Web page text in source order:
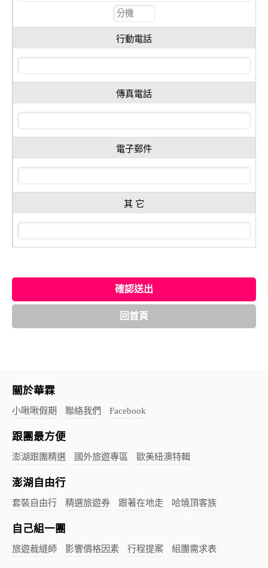
行動電話
傳真電話
電子郵件
其 它
確認送出
回首頁
關於華霖
小啾啾假期 聯絡我們 Facebook
跟團最方便
澎湖跟團精選 國外旅遊專區 歐美紐澳特輯
澎湖自由行
套裝自由行 精選旅遊券 跟著在地走 哈燒頂客族
自己組一團
旅遊裁縫師 影響價格因素 行程提案 組團需求表